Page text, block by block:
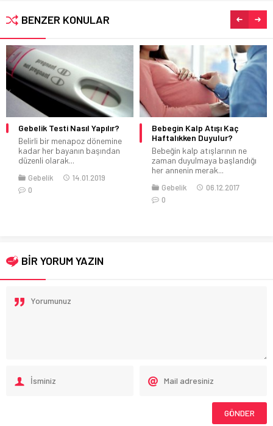
BENZER KONULAR
Gebelik Testi Nasıl Yapılır?
Belirli bir menapoz dönemine
kadar her bayanın başından
düzenli olarak...
Gebelik
14.01.2019
0
Bebegin Kalp Atışı Kaç
Haftalıkken Duyulur?
Bebeğin kalp atışlarının ne
zaman duyulmaya başlandığı
her annenin merak...
Gebelik
06.12.2017
0
BİR YORUM YAZIN